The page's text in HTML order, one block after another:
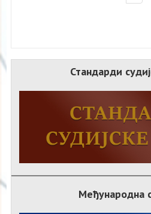
Стандарди
Међународна